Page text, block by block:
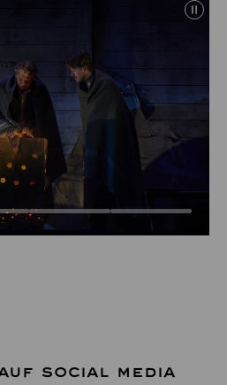
SOCIAL MEDIA